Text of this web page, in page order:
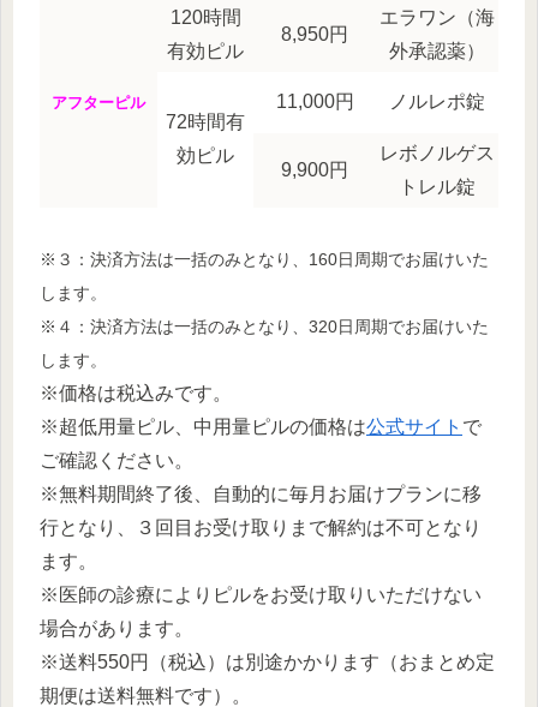
アフターピル
120時間
有効ピル
8,950円
エラワン（海
外承認薬）
72時間有
効ピル
11,000円 ノルレポ錠
9,900円
レボノルゲス
トレル錠
※３：決済方法は一括のみとなり、160日周期でお届けいた
します。
※４：決済方法は一括のみとなり、320日周期でお届けいた
します。
※価格は税込みです。
※超低用量ピル、中用量ピルの価格は公式サイト で
ご確認ください。
※無料期間終了後、自動的に毎月お届けプランに移
行となり、３回目お受け取りまで解約は不可となり
ます。
※医師の診療によりピルをお受け取りいただけない
場合があります。
※送料550円（税込）は別途かかります（おまとめ定
期便は送料無料です）。